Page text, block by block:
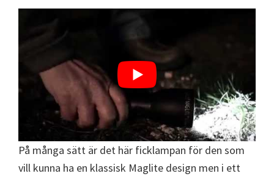
På många sätt är det här ficklampan för den som
vill kunna ha en klassisk Maglite design men i ett